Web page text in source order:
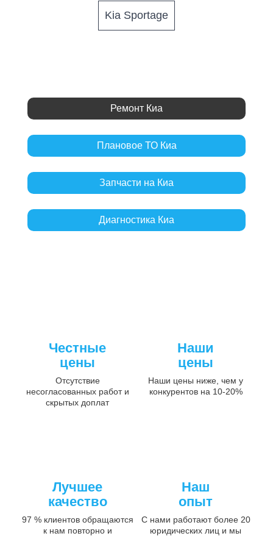
Kia Sportage
Ремонт Киа
Плановое ТО Киа
Запчасти на Киа
Диагностика Киа
Честные
цены
Отсутствие
несогласованных работ и
скрытых доплат
Наши
цены
Наши цены ниже, чем у
конкурентов на 10-20%
Лучшее
качество
97 % клиентов обращаются
к нам повторно и
Наш
опыт
С нами работают более 20
юридических лиц и мы